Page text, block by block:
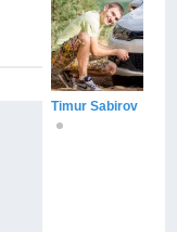
Timur Sabirov